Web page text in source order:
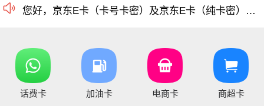
 您好，京东E卡（卡号卡密）及京东E卡（纯卡密）50-5000面值卡已维护 ，请贵司及时做好调整 ，恢复待通知
您好，通兑一卡通临时维护，麻烦暂停提交订单，恢复通知！
信合长期大量回收各类礼品卡、游戏点卡、话费卡、
话费卡 加油卡 电商卡 商超卡